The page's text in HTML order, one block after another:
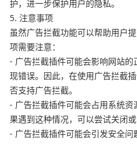
护，进一步保护用户的隐私。
5. 注意事项
虽然广告拦截功能可以帮助用户
项需要注意：
- 广告拦截插件可能会影响网站
现错误。因此，在使用广告拦截
否支持广告拦截。
- 广告拦截插件可能会占用系统
果遇到这种情况，可以尝试关闭
- 广告拦截插件可能会引发安全